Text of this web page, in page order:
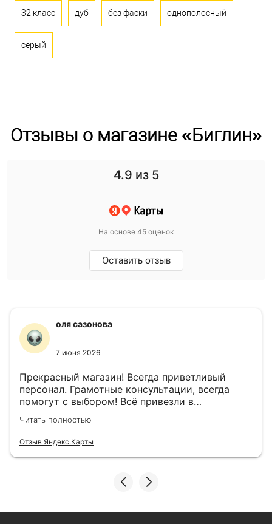
32 класс дуб без фаски однополосный
серый
Отзывы о магазине «Биглин»
4.9 из 5
На основе 45 оценок
Оставить отзыв
оля сазонова
7 июня 2026
Прекрасный магазин! Всегда приветливый
персонал. Грамотные консультации, всегда
помогут с выбором! Всё привезли в
назначенный день!
Читать полностью
Отзыв Яндекс.Карты